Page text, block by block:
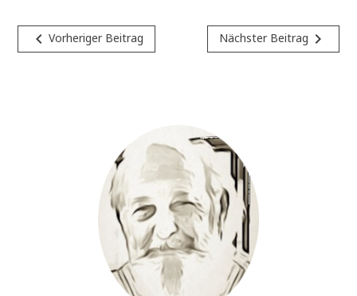
Beitragsnavigation
navigate_beforeVorheriger Beitrag Nächster Beitrag navigate_next